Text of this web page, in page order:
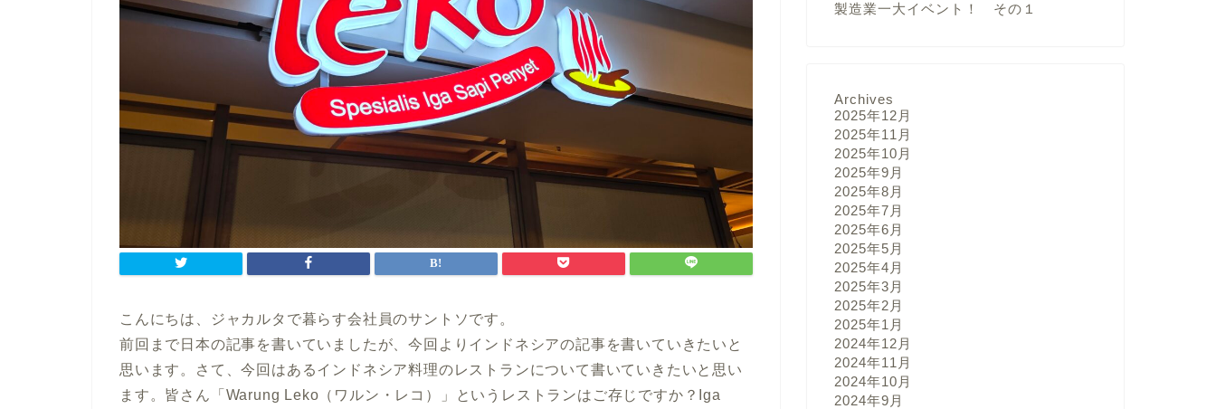
こんにちは、ジャカルタで暮らす会社員のサントソです。
前回まで日本の記事を書いていましたが、今回よりインドネシアの記事を書いていきたいと
思います。さて、今回はあるインドネシア料理のレストランについて書いていきたいと思い
ます。皆さん「Warung Leko（ワルン・レコ）」というレストランはご存じですか？Iga
製造業一大イベント！ その１
Archives
2025年12月
2025年11月
2025年10月
2025年9月
2025年8月
2025年7月
2025年6月
2025年5月
2025年4月
2025年3月
2025年2月
2025年1月
2024年12月
2024年11月
2024年10月
2024年9月